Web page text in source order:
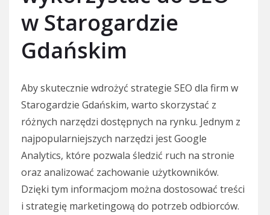
w Starogardzie
Gdańskim
Aby skutecznie wdrożyć strategie SEO dla firm w
Starogardzie Gdańskim, warto skorzystać z
różnych narzędzi dostępnych na rynku. Jednym z
najpopularniejszych narzędzi jest Google
Analytics, które pozwala śledzić ruch na stronie
oraz analizować zachowanie użytkowników.
Dzięki tym informacjom można dostosować treści
i strategię marketingową do potrzeb odbiorców.